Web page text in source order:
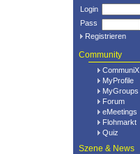
Login
Pass
Registrieren
Community
CommuniX
MyProfile
MyGroups
Forum
eMeetings
Flohmarkt
Quiz
Szene & News